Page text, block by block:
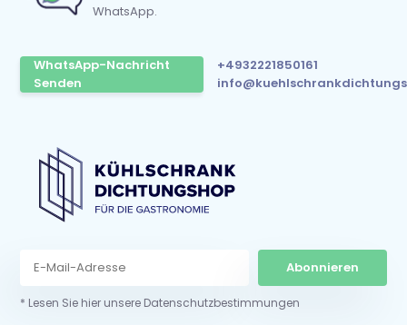
WhatsApp.
WhatsApp-Nachricht
Senden
+4932221850161
Abonnieren
* Lesen Sie hier unsere Datenschutzbestimmungen